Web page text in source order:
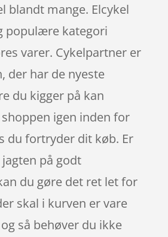
blandt mange. Elcykel
populære kategori
varer. Cykelpartner er
der har de nyeste
du kigger på kan
igen inden for
du fortryder dit køb. Er
på godt
du gøre det ret let for
skal i kurven er vare
så behøver du ikke